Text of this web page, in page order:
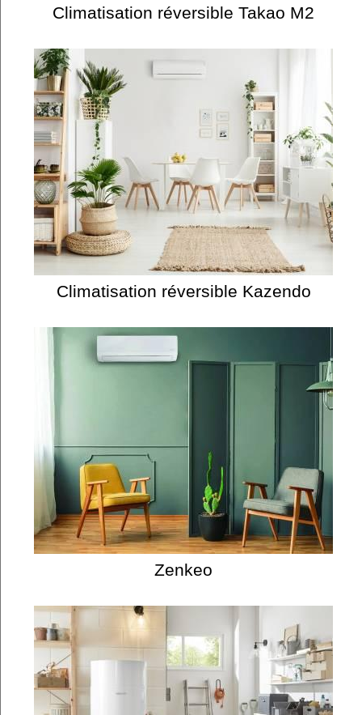
Climatisation réversible Takao M2
Climatisation réversible Kazendo
Zenkeo